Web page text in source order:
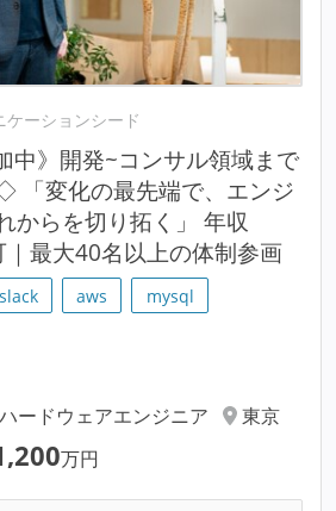
ケーションシード
中》開発~コンサル領域まで
「変化の最先端で、エンジ
からを切り拓く」 年収
最大40名以上の体制参画
slack aws
mysql
ードウェアエンジニア
東京
万円